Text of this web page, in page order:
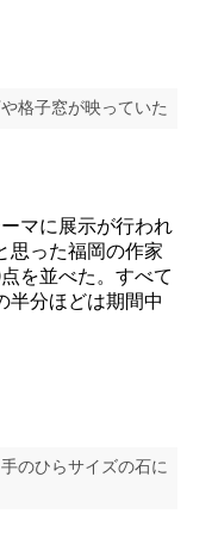
格子窓が映っていた
マに展示が行われ
思った福岡の作家
を並べた。すべて
半分ほどは期間中
のひらサイズの石に